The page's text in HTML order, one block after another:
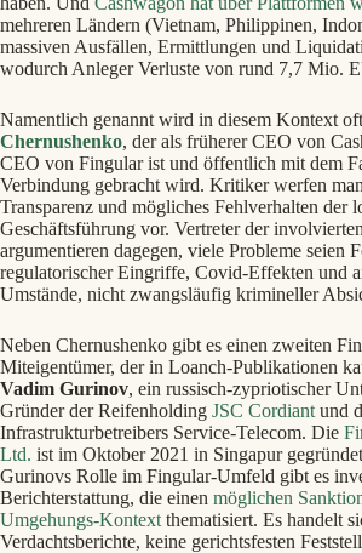
mehreren Ländern (Vietnam, Philippinen,
massiven Ausfällen, Ermittlungen und
wodurch Anleger Verluste von rund 7,7 Mio.
Namentlich genannt wird in diesem Kontext oft
Chernushenko, der als früherer CEO von
CEO von Fingular ist und öffentlich mit dem
Verbindung gebracht wird. Kritiker werfen
Transparenz und mögliches Fehlverhalten der
Geschäftsführung vor. Vertreter der
argumentieren dagegen, viele Probleme seien
regulatorischer Eingriffe, Covid‑Effekten und
Umstände, nicht zwangsläufig krimineller
Neben Chernushenko gibt es einen zweiten
Miteigentümer, der in Loanch-Publikationen
Vadim Gurinov, ein russisch-zypriotischer
Gründer der Reifenholding JSC Cordiant und
Infrastrukturbetreibers Service-Telecom. Die
Ltd. ist im Oktober 2021 in Singapur
Gurinovs Rolle im Fingular-Umfeld gibt es
Berichterstattung, die einen möglichen
Umgehungs-Kontext thematisiert. Es handelt
Verdachtsberichte, keine gerichtsfesten